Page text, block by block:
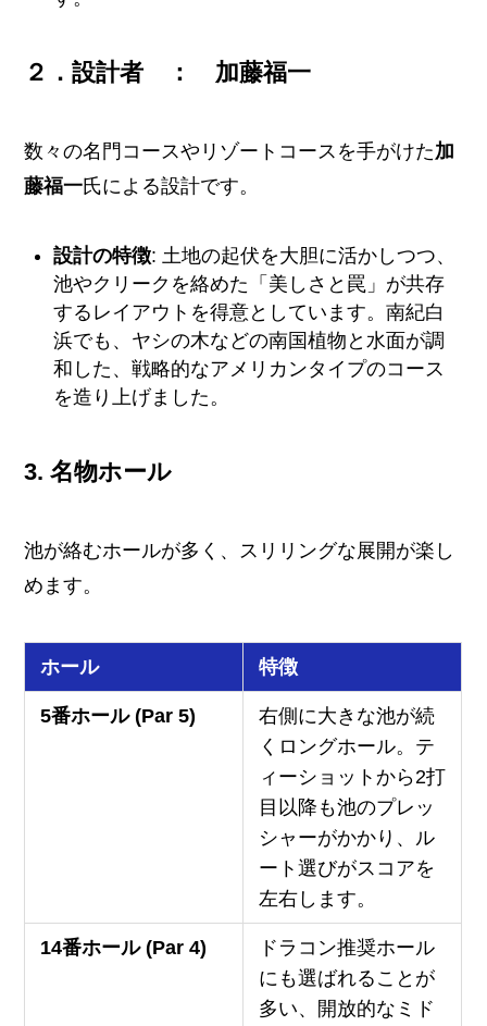
２．設計者 ： 加藤福一
数々の名門コースやリゾートコースを手がけた加
藤福一氏による設計です。
設計の特徴: 土地の起伏を大胆に活かしつつ、
池やクリークを絡めた「美しさと罠」が共存
するレイアウトを得意としています。南紀白
浜でも、ヤシの木などの南国植物と水面が調
和した、戦略的なアメリカンタイプのコース
を造り上げました。
3. 名物ホール
池が絡むホールが多く、スリリングな展開が楽し
めます。
ホール 特徴
5番ホール (Par 5)
右側に大きな池が続
くロングホール。テ
ィーショットから2打
目以降も池のプレッ
シャーがかかり、ル
ート選びがスコアを
左右します。
14番ホール (Par 4)
ドラコン推奨ホール
にも選ばれることが
多い、開放的なミド